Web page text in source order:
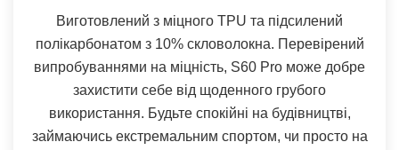
Виготовлений з міцного TPU та підсилений
полікарбонатом з 10% скловолокна. Перевірений
випробуваннями на міцність, S60 Pro може добре
захистити себе від щоденного грубого
використання. Будьте спокійні на будівництві,
займаючись екстремальним спортом, чи просто на